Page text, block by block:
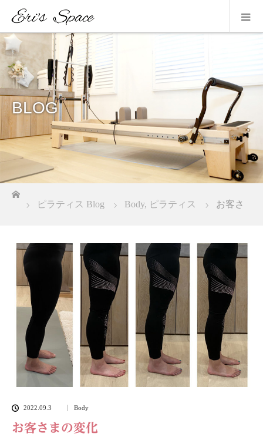
BLOG
ホーム
ピラティス Blog
Body, ピラティス お客さ
2022.09.3 Body
お客さまの変化